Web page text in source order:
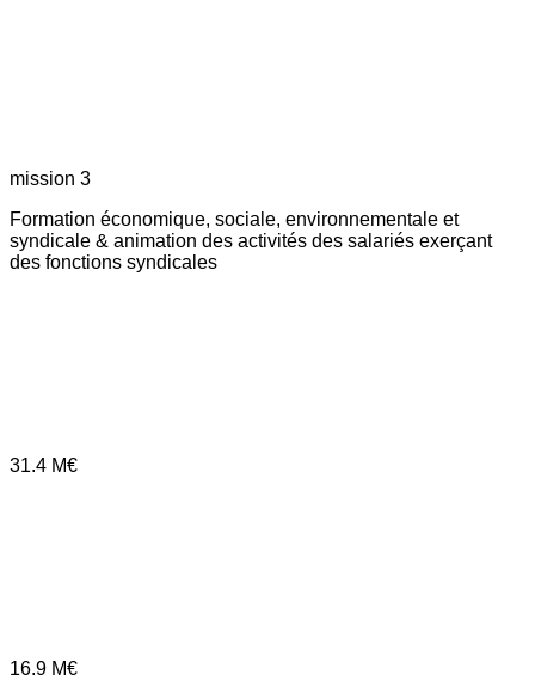
mission 3
Formation économique, sociale, environnementale et
syndicale & animation des activités des salariés exerçant
des fonctions syndicales
31.4 M€
16.9 M€